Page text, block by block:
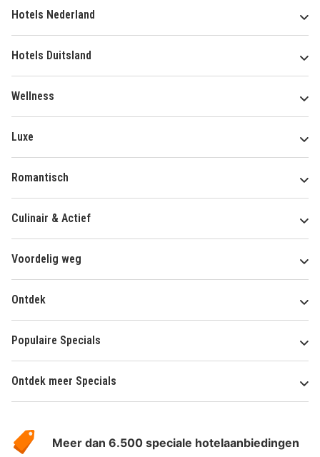
Hotels Nederland
Hotels Duitsland
Wellness
Luxe
Romantisch
Culinair & Actief
Voordelig weg
Ontdek
Populaire Specials
Ontdek meer Specials
HotelSpecials
Meer dan 6.500 speciale hotelaanbiedingen